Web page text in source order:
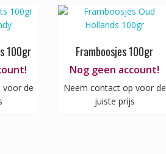
100gr
voor de
Framboosjes 100gr
Nog geen account!
Neem contact op voor de
juiste prijs